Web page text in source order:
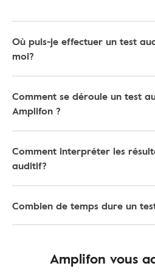
Où puis-je effectuer un test
moi?
Comment se déroule un test
Amplifon ?
Comment interpréter les
auditif?
Combien de temps dure un
Amplifon vous